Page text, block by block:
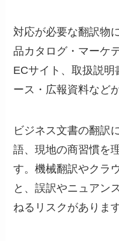
対応が必要な翻訳物
品カタログ・マーケ
ECサイト、取扱説明
ース・広報資料など
ビジネス文書の翻訳
語、現地の商習慣を
す。機械翻訳やクラ
と、誤訳やニュアン
ねるリスクがあります